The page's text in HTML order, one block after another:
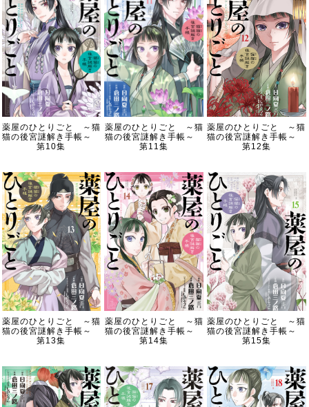
薬屋のひとりごと ～猫
猫の後宮謎解き手帳～
第10集
薬屋のひとりごと ～猫
猫の後宮謎解き手帳～
第11集
薬屋のひとりごと ～猫
猫の後宮謎解き手帳～
第12集
薬屋のひとりごと ～猫
猫の後宮謎解き手帳～
第13集
薬屋のひとりごと ～猫
猫の後宮謎解き手帳～
第14集
薬屋のひとりごと ～猫
猫の後宮謎解き手帳～
第15集